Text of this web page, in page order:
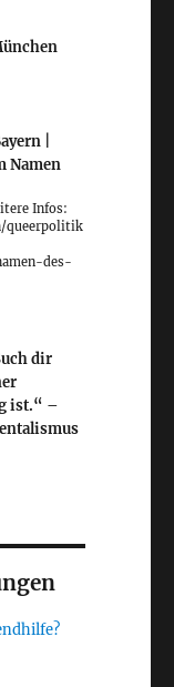
|
Namen
Infos:
queerpolitik
des-
dir
ist.“ –